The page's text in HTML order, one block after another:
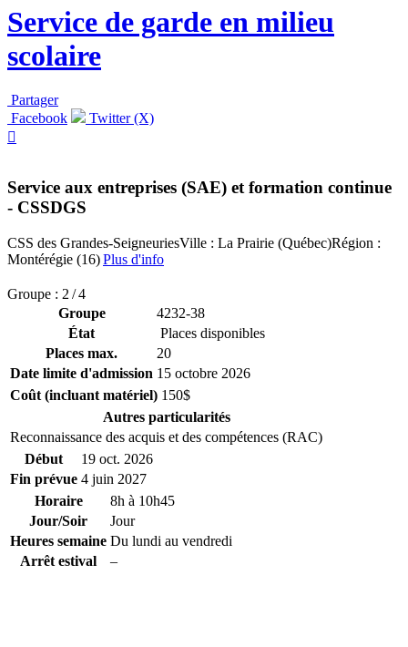
Service de garde en milieu
scolaire
Partager
Facebook
Twitter (X)

Service aux entreprises (SAE) et formation continue
- CSSDGS
CSS des Grandes-SeigneuriesVille : La Prairie (Québec)Région :
Montérégie (16)Plus d'info
Groupe : 2 / 4
Groupe
4232-38
État
Places disponibles
Places max.
20
Date limite d'admission 15 octobre 2026
Coût (incluant matériel) 150$
Autres particularités
Reconnaissance des acquis et des compétences (RAC)
Début
19 oct. 2026
Fin prévue 4 juin 2027
Horaire
8h à 10h45
Jour/Soir
Jour
Heures semaine Du lundi au vendredi
Arrêt estival
–